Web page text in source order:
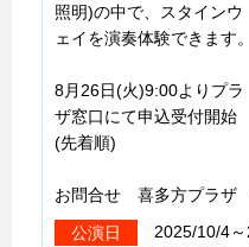
照明)の中で、スタインウ
ェイを演奏体験できます。
8月26日(火)9:00よりプラ
ザ窓口にて申込受付開始
(先着順)
お問合せ 喜多方プラ
公演日
2025/10/4